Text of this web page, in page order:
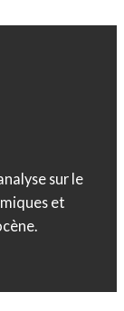
sur le
et